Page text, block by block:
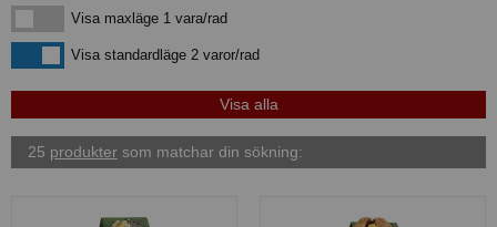
Visa maxläge 1 vara/rad
Visa maxläge 1 vara/rad
Visa standardlägeVisa standardläge 2 varor/rad
25 produkter som matchar din sökning: